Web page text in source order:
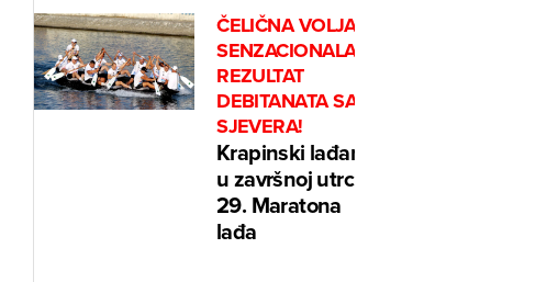
ČELIČNA VOLJA I
SENZACIONALAN
REZULTAT
DEBITANATA SA
SJEVERA!
Krapinski lađari
u završnoj utrci
29. Maratona
lađa